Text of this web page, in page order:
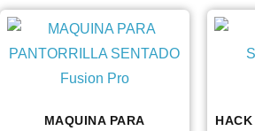
MAQUINA PARA